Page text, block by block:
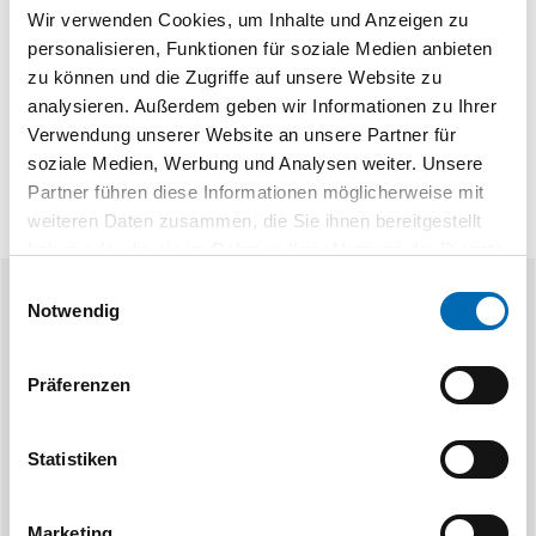
Wir verwenden Cookies, um Inhalte und Anzeigen zu
personalisieren, Funktionen für soziale Medien anbieten
zu können und die Zugriffe auf unsere Website zu
analysieren. Außerdem geben wir Informationen zu Ihrer
Verwendung unserer Website an unsere Partner für
soziale Medien, Werbung und Analysen weiter. Unsere
Partner führen diese Informationen möglicherweise mit
weiteren Daten zusammen, die Sie ihnen bereitgestellt
Notwendig
Präferenzen
Statistiken
Technische Daten
Produktart Stehleiter
Ähnliche Produkte